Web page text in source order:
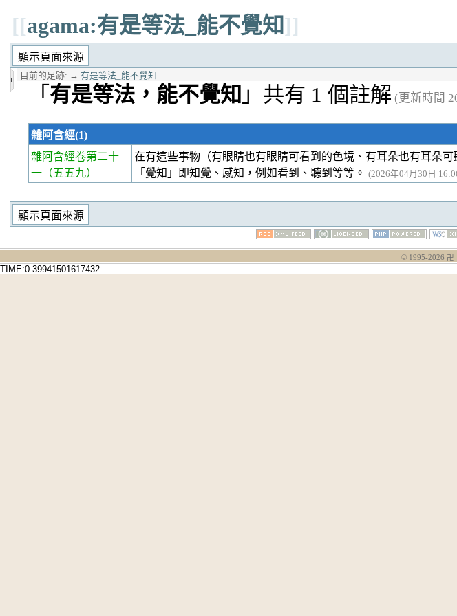
[[agama:有是等法_能不覺知]]
目前的足跡: → 有是等法_能不覺知
「 有是等法，能不覺知 」共有 1 個註解 (更新時間
雜阿含經(1)
雜阿含經卷第二十
一 （五五九）
在有這些事物（有眼睛也有眼睛可看到的色境、有耳朵也有耳朵
「覺知」即知覺、感知，例如看到、聽到等等。
(2026年04月30日
© 1995-2026 卍
TIME:0.39941501617432